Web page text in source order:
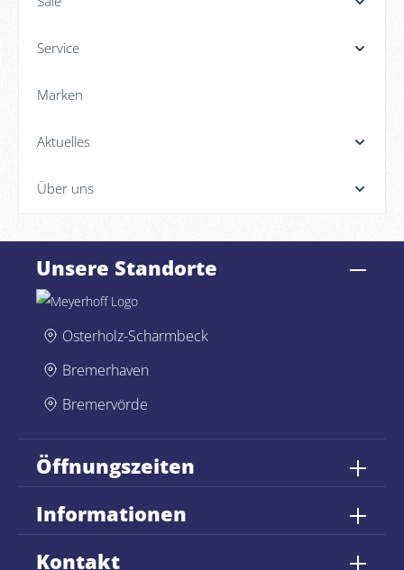
Service
Marken
Aktuelles
Über uns
Unsere Standorte
Osterholz-Scharmbeck
Bremerhaven
Bremervörde
Öffnungszeiten
Kontakt
Informationen